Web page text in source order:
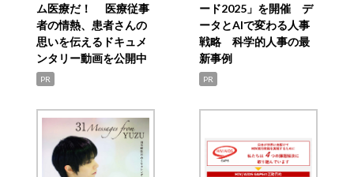
ム医療だ！ 医療従事
者の情熱、患者さんの
思いを伝えるドキュメ
ンタリー動画を公開中
PR
ード2025」を開催 デ
ータとAIで変わる人事
戦略 科学的人事の最
新事例
PR